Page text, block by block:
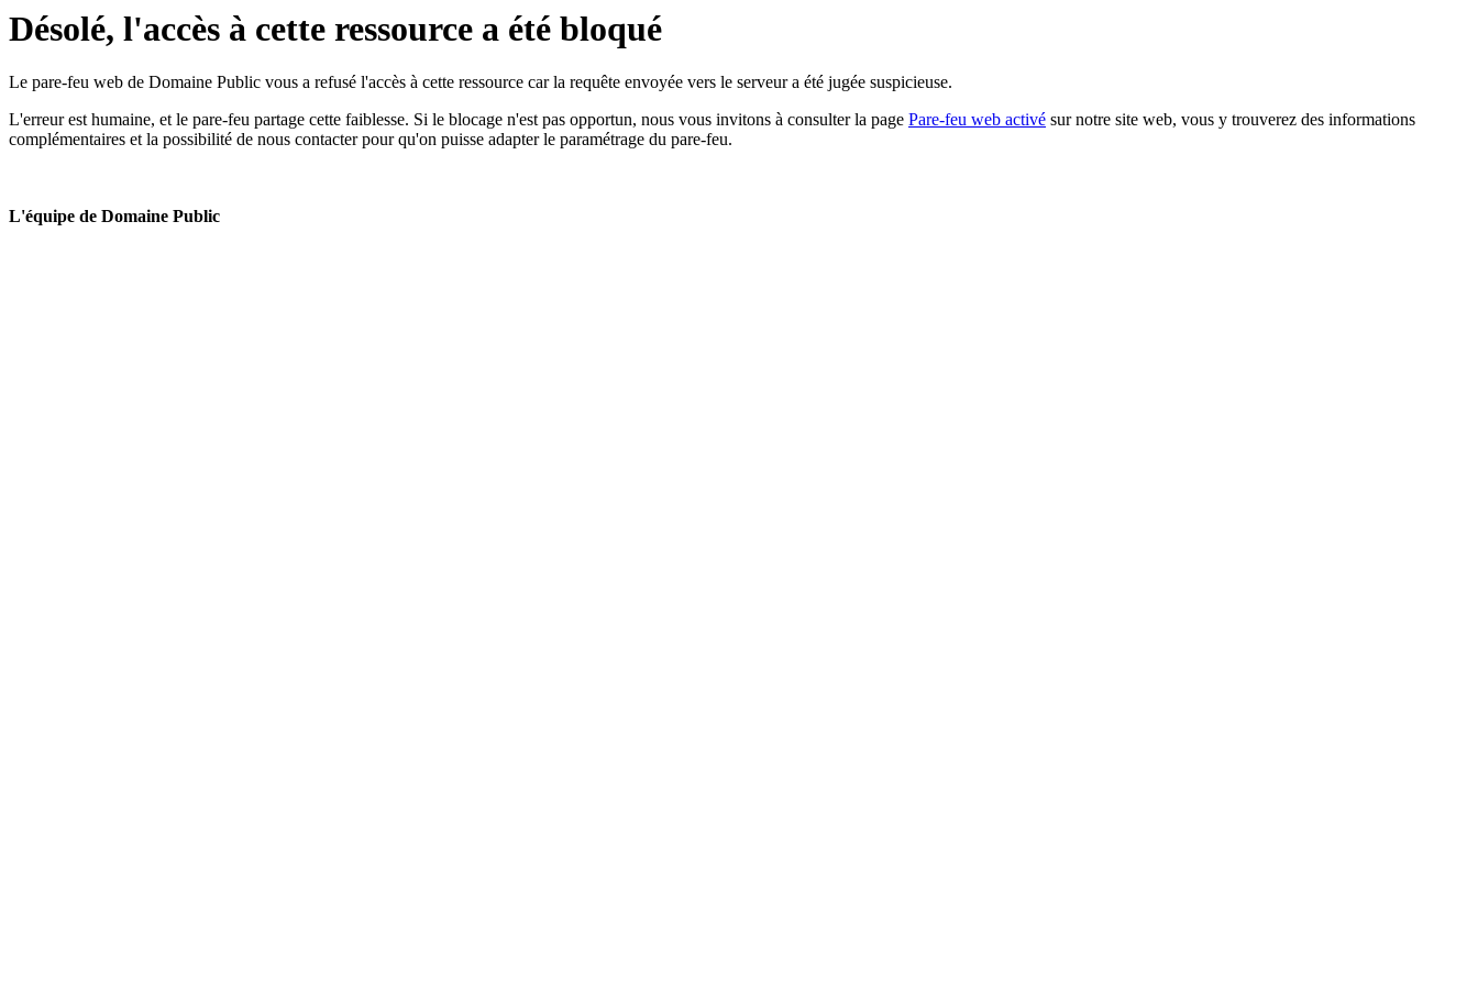
Désolé, l'accès à cette ressource a été bloqué
Le pare-feu web de Domaine Public vous a refusé l'accès à cette ressource car la requête envoyée vers le serveur a été jugée suspicieuse.
L'erreur est humaine, et le pare-feu partage cette faiblesse. Si le blocage n'est pas opportun, nous vous invitons à consulter la page Pare-feu web activé sur notre site web, vous y trouverez des informations
complémentaires et la possibilité de nous contacter pour qu'on puisse adapter le paramétrage du pare-feu.
L'équipe de Domaine Public